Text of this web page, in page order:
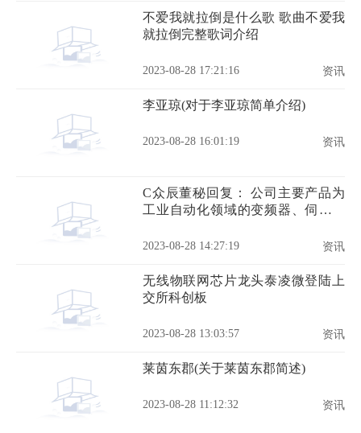
不爱我就拉倒是什么歌 歌曲不爱我
就拉倒完整歌词介绍
2023-08-28 17:21:16 资讯
李亚琼(对于李亚琼简单介绍)
2023-08-28 16:01:19 资讯
C众辰董秘回复： 公司主要产品为
工业自动化领域的变频器、伺服系
2023-08-28 14:27:19 资讯
无线物联网芯片龙头泰凌微登陆上
交所科创板
2023-08-28 13:03:57 资讯
莱茵东郡(关于莱茵东郡简述)
2023-08-28 11:12:32 资讯